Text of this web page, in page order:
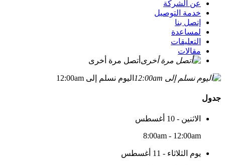
عن الشركة
خدمة التوصيل
إتصل بنا
لمساعدة
التعليقات
مقالات
أتصل مرة أخرى
اليوم نسلم إلى 12:00am
جدول
الاثنين - 10 أغسطس
8:00am - 12:00am
يوم الثلاثاء - 11 أغسطس